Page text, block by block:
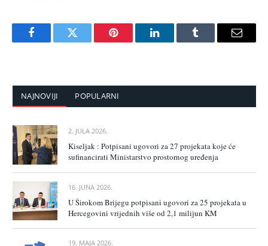
FacebookTwitter Pinterest LinkedInTumblr Email
NAJNOVIJI POPULARNI
2. JULA 2026.
Kiseljak : Potpisani ugovori za 27 projekata koje će
sufinancirati Ministarstvo prostornog uređenja
16. JUNA 2026.
U Širokom Brijegu potpisani ugovori za 25 projekata u
Hercegovini vrijednih više od 2,1 milijun KM
19. MAJA 2026.